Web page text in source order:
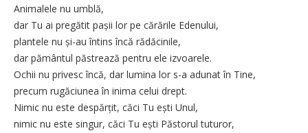
Animalele nu umblă,
dar Tu ai pregătit pașii lor pe cărările Edenului,
plantele nu și-au întins încă rădăcinile,
dar pământul păstrează pentru ele izvoarele.
Ochii nu privesc încă, dar lumina lor s-a adunat în Tine,
precum rugăciunea în inima celui drept.
Nimic nu este despărțit, căci Tu ești Unul,
nimic nu este singur, căci Tu ești Păstorul tuturor,